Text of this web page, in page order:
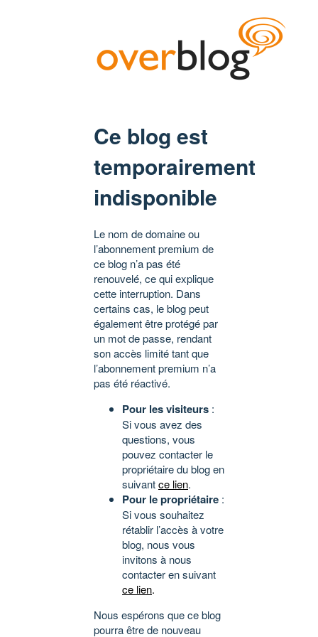
Ce blog est
temporairement
indisponible
Le nom de domaine ou
l’abonnement premium de
ce blog n’a pas été
renouvelé, ce qui explique
cette interruption. Dans
certains cas, le blog peut
également être protégé par
un mot de passe, rendant
son accès limité tant que
l’abonnement premium n’a
pas été réactivé.
Pour les visiteurs :
Si vous avez des
questions, vous
pouvez contacter le
propriétaire du blog en
suivantce lien.
Pour le propriétaire :
Si vous souhaitez
rétablir l’accès à votre
blog, nous vous
invitons à nous
contacter en suivant
ce lien.
Nous espérons que ce blog
pourra être de nouveau